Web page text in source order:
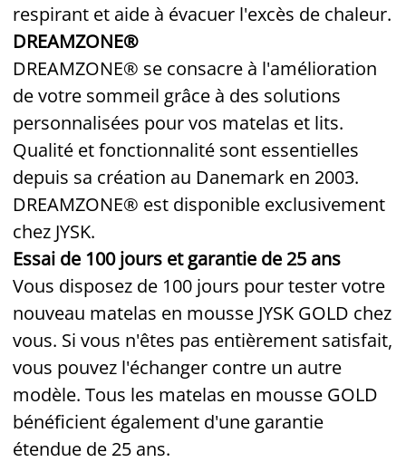
respirant et aide à évacuer l'excès de chaleur.
DREAMZONE®
DREAMZONE® se consacre à l'amélioration
de votre sommeil grâce à des solutions
personnalisées pour vos matelas et lits.
Qualité et fonctionnalité sont essentielles
depuis sa création au Danemark en 2003.
DREAMZONE® est disponible exclusivement
chez JYSK.
Essai de 100 jours et garantie de 25 ans
Vous disposez de 100 jours pour tester votre
nouveau matelas en mousse JYSK GOLD chez
vous. Si vous n'êtes pas entièrement satisfait,
vous pouvez l'échanger contre un autre
modèle. Tous les matelas en mousse GOLD
bénéficient également d'une garantie
étendue de 25 ans.